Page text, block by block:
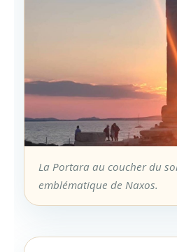
La Portara au coucher du
emblématique de Naxos.